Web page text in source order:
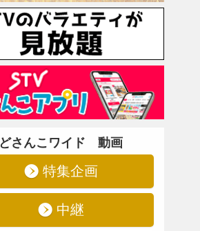
どさんこワイド 動画
特集企画
中継